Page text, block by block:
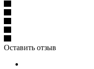
Оставить отзыв